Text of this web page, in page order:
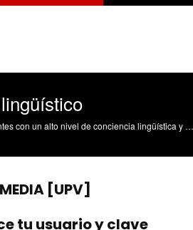
Crear un grupo de estudiantes con un alto nivel de conciencia lingüística y formación adecuada dispuestos a colaborar en las actividades de promoción del valenciano y del plurilingüismo: este es el objetivo con el que el Servicio de Promoción y Normalización Lingüística de la Universitat Politècnica de València ha creado la figura del voluntariado lingüístico.